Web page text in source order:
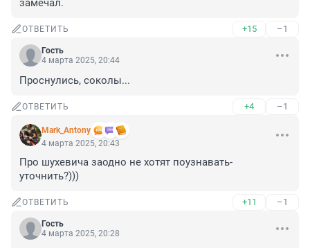
замечал.
ОТВЕТИТЬ +15 –1
Гость
4 марта 2025, 20:44
Проснулись, соколы...
ОТВЕТИТЬ +4 –1
Mark_Antony
4 марта 2025, 20:43
Про шухевича заодно не хотят поузнавать-
уточнить?)))
ОТВЕТИТЬ +11 –1
Гость
4 марта 2025, 20:28